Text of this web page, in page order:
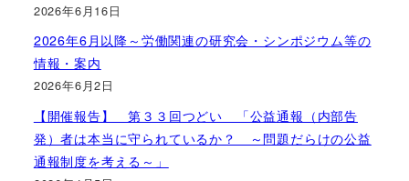
2026年6月16日
2026年6月以降～労働関連の研究会・シンポジウム等の
情報・案内
2026年6月2日
【開催報告】 第３３回つどい 「公益通報（内部告
発）者は本当に守られているか？ ～問題だらけの公益
通報制度を考える～」